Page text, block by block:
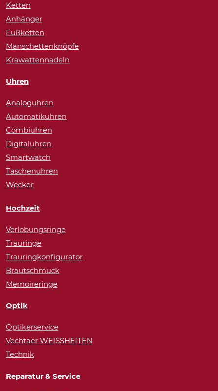
Ketten
Anhänger
Fußketten
Manschettenknöpfe
Krawattennadeln
Uhren
Analoguhren
Automatikuhren
Combiuhren
Digitaluhren
Smartwatch
Taschenuhren
Wecker
Hochzeit
Verlobungsringe
Trauringe
Trauringkonfigurator
Brautschmuck
Memoireringe
Optik
Optikerservice
Vechtaer WEISSHEITEN
Technik
Reparatur & Service